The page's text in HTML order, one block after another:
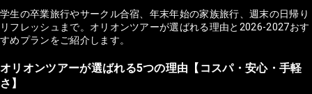
学生の卒業旅行やサークル合宿、年末年始の家族旅行、週末の日帰り
リフレッシュまで。オリオンツアーが選ばれる理由と2026-2027おす
すめプランをご紹介します。
オリオンツアーが選ばれる5つの理由【コスパ・安心・手軽
さ】